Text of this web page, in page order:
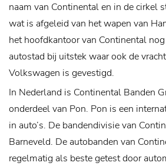
naam van Continental en in de cirkel
wat is afgeleid van het wapen van
het hoofdkantoor van Continental
autostad bij uitstek waar ook de
Volkswagen is gevestigd.
In Nederland is Continental Banden
onderdeel van Pon. Pon is een
in auto’s. De bandendivisie van
Barneveld. De autobanden van
regelmatig als beste getest door